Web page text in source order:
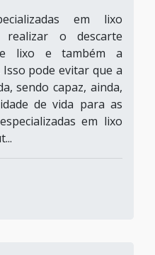
em lixo
realizar o descarte
lixo e também a
Isso pode evitar que a
sendo capaz, ainda,
de vida para as
em lixo